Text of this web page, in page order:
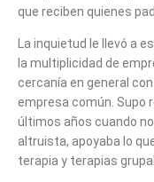
que reciben quienes
La inquietud le llevó a
la multiplicidad de
cercanía en general
empresa común. Supo
últimos años cuando
altruista, apoyaba lo
terapia y terapias